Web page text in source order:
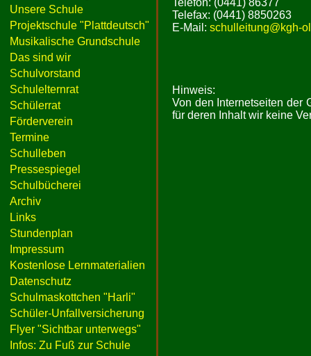
Unsere Schule
Projektschule "Plattdeutsch"
Musikalische Grundschule
Das sind wir
Schulvorstand
Schulelternrat
Schülerrat
Förderverein
Termine
Schulleben
Pressespiegel
Schulbücherei
Archiv
Links
Stundenplan
Impressum
Kostenlose Lernmaterialien
Datenschutz
Schulmaskottchen "Harli"
Schüler-Unfallversicherung
Flyer "Sichtbar unterwegs"
Infos: Zu Fuß zur Schule
Telefon: (0441) 86377
Telefax: (0441) 8850263
E-Mail: schulleitung@kgh-
Hinweis:
Von den Internetseiten der
für deren Inhalt wir keine